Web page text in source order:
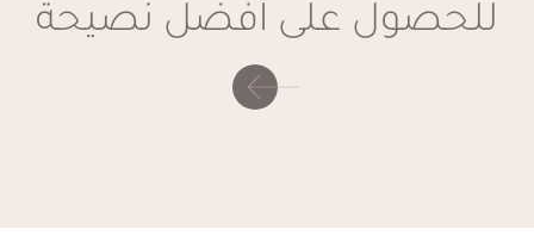
للحصول على أفضل نصيحة